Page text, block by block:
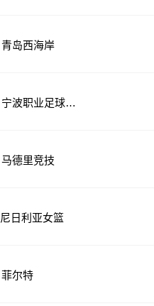
青岛西海岸
宁波职业足球俱
马德里竞技
尼日利亚女篮
菲尔特